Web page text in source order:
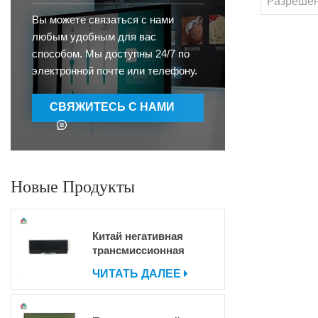
Вы можете связаться с нами
любым удобным для вас
способом. Мы доступны 24/7 по
электронной почте или телефону.
СВЯЖИТЕСЬ С НАМИ
Новые Продукты
Китай негативная
трансмиссионная
ЖК -дисплей для
продажи
ЧИТАТЬ ДАЛЕЕ